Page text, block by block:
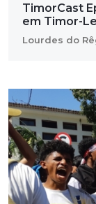
TimorCast
em Timor-
Lourdes do